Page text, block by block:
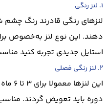
1. لنز رنگی
لنزهای رنگی قادرند رنگ چشم
دهند. این نوع لنز به‌خصوص
استایل جدیدی تجربه کنید
2. لنز رنگی فصلی
این
دوره باید تعویض گردند.